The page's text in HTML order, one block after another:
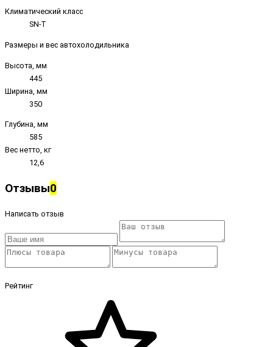
Климатический класс
SN-T
Размеры и вес автохолодильника
Высота, мм
445
Ширина, мм
350
Глубина, мм
585
Вес нетто, кг
12,6
Отзывы0
Написать отзыв
Рейтинг